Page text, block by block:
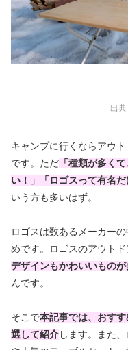
出典
キャンプに行くならアウ
です。ただ 「種類が多く
い！」「ロゴスって有名
いう方も多いはず。
ロゴスは数あるメーカー
めです。ロゴスのアウトド
デザインもかわいいもの
んです。
そこで本記事では、おす
選して紹介 します。また